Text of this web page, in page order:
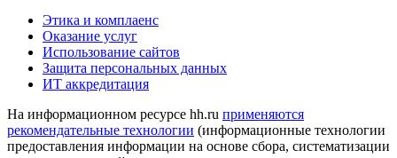
Этика и комплаенс
Оказание услуг
Использование сайтов
Защита персональных данных
ИТ аккредитация
На информационном ресурсе hh.ru применяются
рекомендательные технологии (информационные технологии
предоставления информации на основе сбора, систематизации